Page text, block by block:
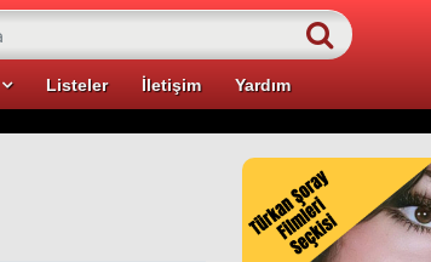
Listeler İletişim Yardım